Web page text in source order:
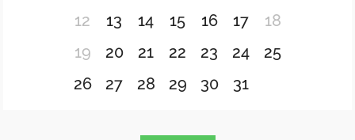
12
13 14 15 16 17
18
19
20 21 22 23 24
25
26
27 28 29 30 31